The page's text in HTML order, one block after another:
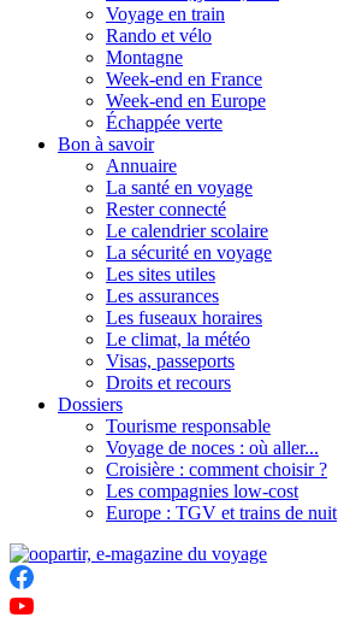
Voyage en train
Rando et vélo
Montagne
Week-end en France
Week-end en Europe
Échappée verte
Bon à savoir
Annuaire
La santé en voyage
Rester connecté
Le calendrier scolaire
La sécurité en voyage
Les sites utiles
Les assurances
Les fuseaux horaires
Le climat, la météo
Visas, passeports
Droits et recours
Dossiers
Tourisme responsable
Voyage de noces : où aller...
Croisière : comment choisir ?
Les compagnies low-cost
Europe : TGV et trains de nuit